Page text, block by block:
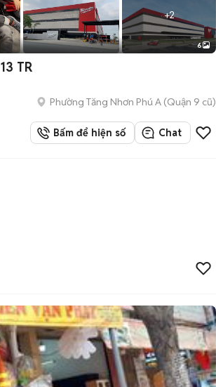
+2
6
TR
Phường Tăng Nhơn Phú A (Quận 9 cũ)
Bấm để hiện số Chat